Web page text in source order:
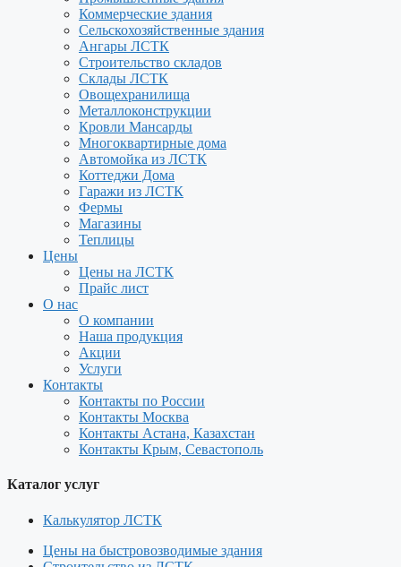
Коммерческие здания
Сельскохозяйственные здания
Ангары ЛСТК
Строительство складов
Склады ЛСТК
Овощехранилища
Металлоконструкции
Кровли Мансарды
Многоквартирные дома
Автомойка из ЛСТК
Коттеджи Дома
Гаражи из ЛСТК
Фермы
Магазины
Теплицы
Цены
Цены на ЛСТК
Прайс лист
О нас
О компании
Наша продукция
Акции
Услуги
Контакты
Контакты по России
Контакты Москва
Контакты Астана, Казахстан
Контакты Крым, Севастополь
Каталог услуг
Калькулятор ЛСТК
Цены на быстровозводимые здания